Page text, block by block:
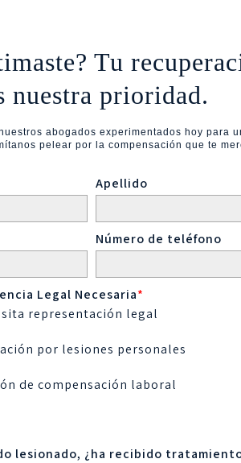
Tu
nuestra prioridad.
abogados experimentados hoy para
pelear por la compensación que te
Apellido
Número de teléfono
Legal Necesaria*
representación legal
por lesiones personales
de compensación laboral
lesionado, ¿ha recibido